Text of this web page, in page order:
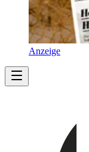
Anzeige